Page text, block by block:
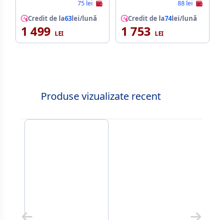
75 lei
Credit de la63lei/lună
1 499
88 lei
Credit de la74lei/lună
1 753
Produse vizualizate recent